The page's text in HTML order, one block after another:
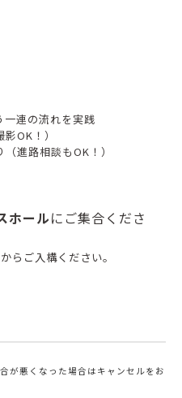
一連の流れを実践
OK！）
進路相談もOK！）
ホールにご集合くださ
らご入構ください。
合が悪くなった場合はキャンセルをお